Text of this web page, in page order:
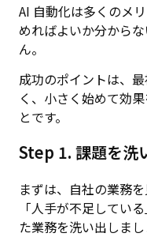
AI 自動化は多くのメ
めればよいか分から
ん。
成功のポイントは、
く、小さく始めて効
とです。
Step 1. 課題を洗
まずは、自社の業務
「人手が不足してい
た業務を洗い出しまし